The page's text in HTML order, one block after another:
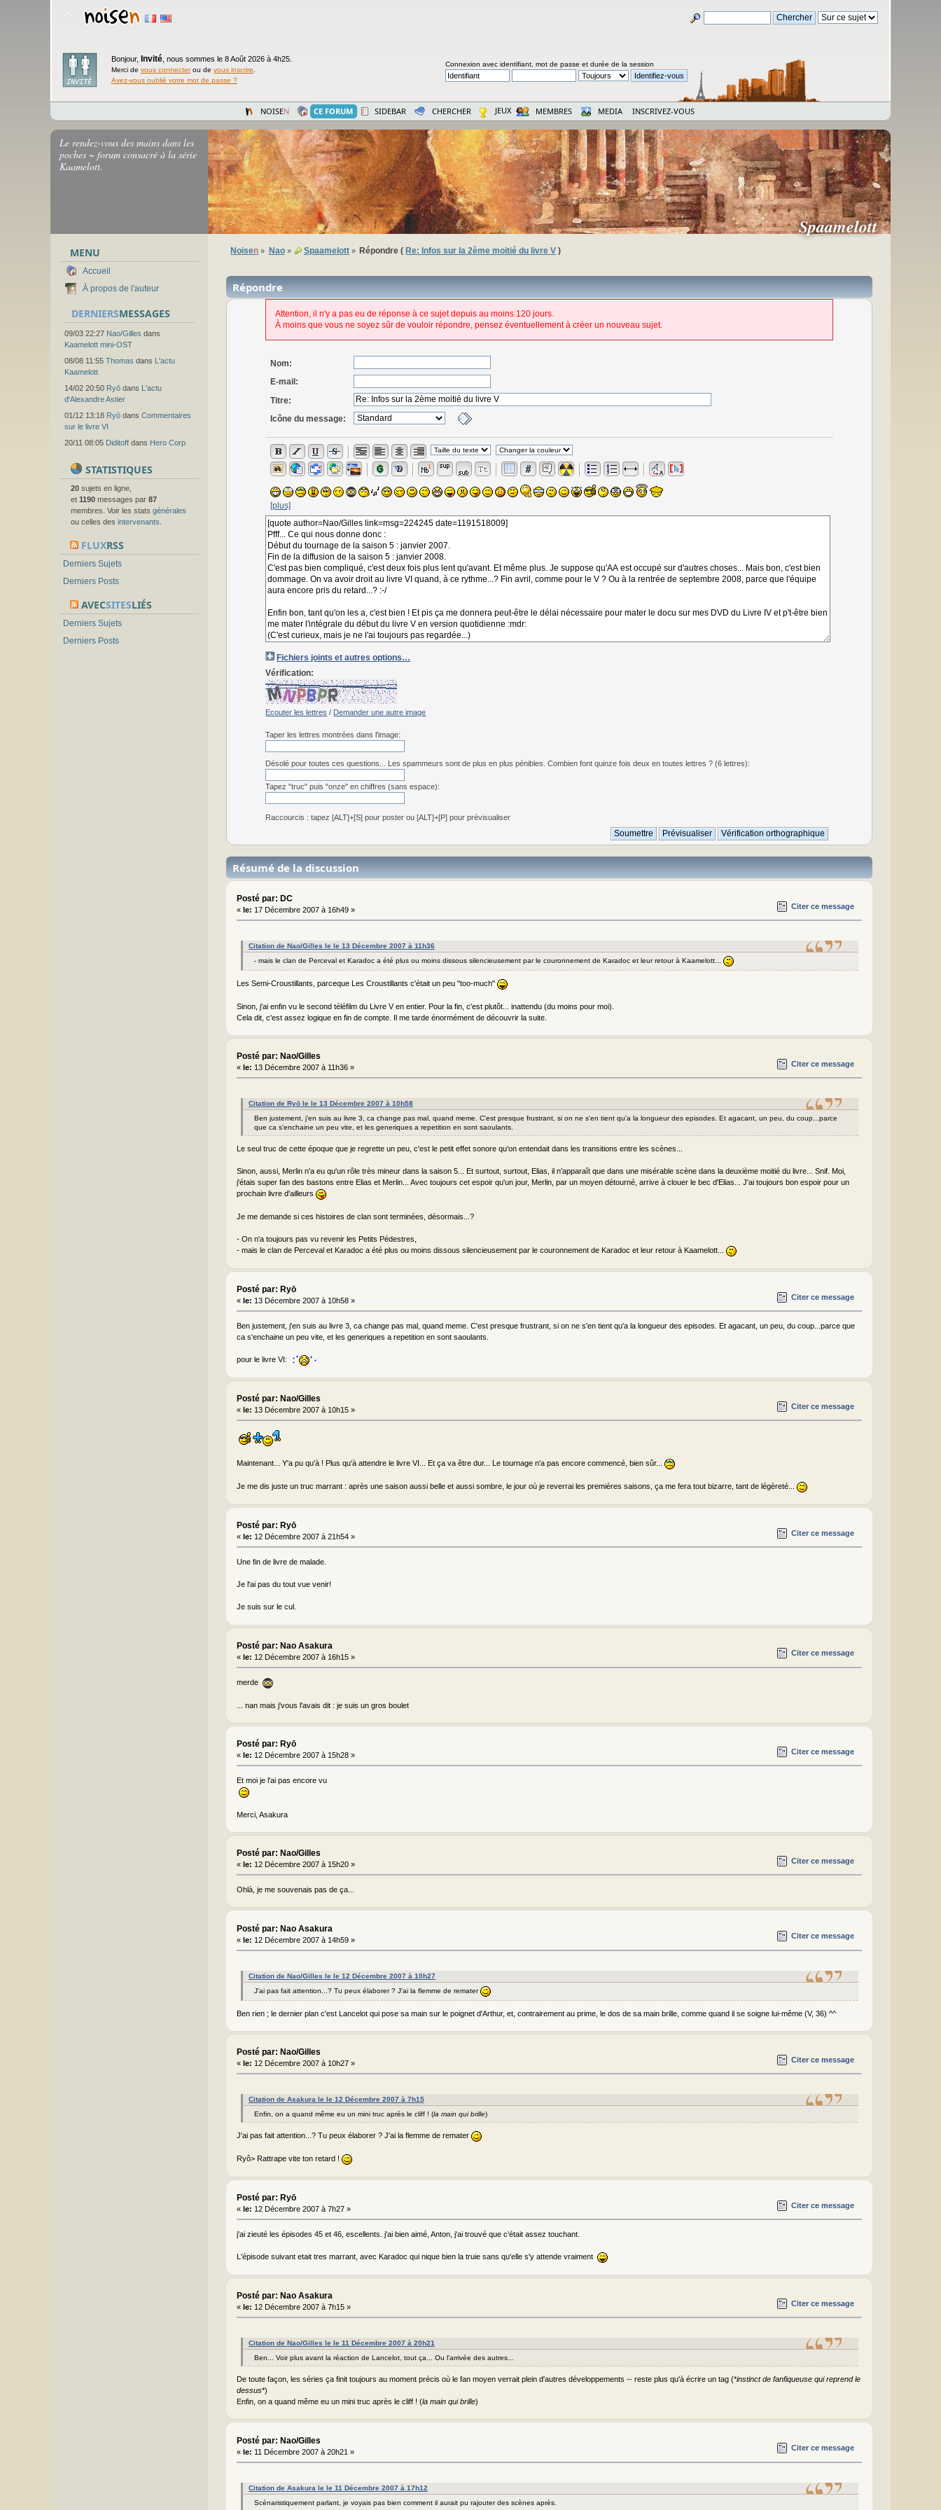
Bonjour, Invité nous sommes le 8 Août 2026 à 4h25.
Merci de vous connecterou de vous inscrire
Avez-vous oublié votre mot de passe ?
Connexion avec identifiant, mot de passe et durée de la session
NOISEN CE FORUM SIDEBAR CHERCHER JEUX MEMBRES MEDIA INSCRIVEZ-VOUS
Le rendez-vous des mains dans les
poches ~ forum consacré à la série
Kaamelott.
MENU
Accueil
À propos de l'auteur
DERNIERSMESSAGES
09/03 22:27 Nao/Gilles dans
Kaamelott mini-OST
08/08 11:55 Thomas dans L'actu
Kaamelott
14/02 20:50 Ryō dans L'actu
d'Alexandre Astier
01/12 13:18 Ryō dans Commentaires
sur le livre VI
20/11 08:05 Diditoff dans Hero Corp
STATISTIQUES
20 sujets en ligne,
et 1190 messages par 87
membres. Voir les stats générales
ou celles des intervenants
FLUXRSS
Derniers Sujets
Derniers Posts
AVECSITESLIÉS
Derniers Sujets
Derniers Posts
Spaamelott
Noisen » Nao» Spaamelott» Répondre ( Re: Infos sur la 2ème moitié du livre V )
Répondre
Attention, il n'y a pas eu de réponse à ce sujet depuis au moins 120 jours.
À moins que vous ne soyez sûr de vouloir répondre, pensez éventuellement à créer un nouveau sujet.
Nom:
E-mail:
Titre:
Icône du message:
[plus]
Fichiers joints et autres options…
Vérification:
Ecouter les lettres / Demander une autre image
Taper les lettres montrées dans l'image:
Désolé pour toutes ces questions... Les spammeurs sont de plus en plus pénibles. Combien font quinze fois deux en toutes lettres ? (6 lettres):
Tapez "truc" puis "onze" en chiffres (sans espace):
Raccourcis : tapez [ALT]+[S] pour poster ou [ALT]+[P] pour prévisualiser
Résumé de la discussion
Posté par: DC
« le: 17 Décembre 2007 à 16h49 » Citer ce message
Citation de Nao/Gilles le le 13 Décembre 2007 à 11h36
- mais le clan de Perceval et Karadoc a été plus ou moins dissous silencieusement par le couronnement de Karadoc et leur retour à Kaamelott...
Les Semi-Croustillants, parceque Les Croustillants c'était un peu "too-much"
Sinon, j'ai enfin vu le second téléfilm du Livre V en entier. Pour la fin, c'est plutôt... inattendu (du moins pour moi).
Cela dit, c'est assez logique en fin de compte. Il me tarde énormément de découvrir la suite.
Posté par: Nao/Gilles
« le: 13 Décembre 2007 à 11h36 » Citer ce message
Citation de Ryō le le 13 Décembre 2007 à 10h58
Ben justement, j'en suis au livre 3, ca change pas mal, quand meme. C'est presque frustrant, si on ne s'en tient qu'a la longueur des episodes. Et agacant, un peu, du coup...parce
que ca s'enchaine un peu vite, et les generiques a repetition en sont saoulants.
Le seul truc de cette époque que je regrette un peu, c'est le petit effet sonore qu'on entendait dans les transitions entre les scènes...
Sinon, aussi, Merlin n'a eu qu'un rôle très mineur dans la saison 5... Et surtout, surtout, Elias, il n'apparaît que dans une misérable scène dans la deuxième moitié du livre... Snif. Moi,
j'étais super fan des bastons entre Elias et Merlin... Avec toujours cet espoir qu'un jour, Merlin, par un moyen détourné, arrive à clouer le bec d'Elias... J'ai toujours bon espoir pour un
prochain livre d'ailleurs
Je me demande si ces histoires de clan sont terminées, désormais...?
- On n'a toujours pas vu revenir les Petits Pédestres,
- mais le clan de Perceval et Karadoc a été plus ou moins dissous silencieusement par le couronnement de Karadoc et leur retour à Kaamelott...
Posté par: Ryō
« le: 13 Décembre 2007 à 10h58 » Citer ce message
Ben justement, j'en suis au livre 3, ca change pas mal, quand meme. C'est presque frustrant, si on ne s'en tient qu'a la longueur des episodes. Et agacant, un peu, du coup...parce que
ca s'enchaine un peu vite, et les generiques a repetition en sont saoulants.
pour le livre VI:
Posté par: Nao/Gilles
« le: 13 Décembre 2007 à 10h15 » Citer ce message
Maintenant... Y'a pu qu'à ! Plus qu'à attendre le livre VI... Et ça va être dur... Le tournage n'a pas encore commencé, bien sûr...
Je me dis juste un truc marrant : après une saison aussi belle et aussi sombre, le jour où je reverrai les premières saisons, ça me fera tout bizarre, tant de légèreté...
Posté par: Ryō
« le: 12 Décembre 2007 à 21h54 » Citer ce message
Une fin de livre de malade.
Je l'ai pas du tout vue venir!
Je suis sur le cul.
Posté par: Nao Asakura
« le: 12 Décembre 2007 à 16h15 » Citer ce message
merde
... nan mais j'vous l'avais dit : je suis un gros boulet
Posté par: Ryō
« le: 12 Décembre 2007 à 15h28 » Citer ce message
Et moi je l'ai pas encore vu
Merci, Asakura
Posté par: Nao/Gilles
« le: 12 Décembre 2007 à 15h20 » Citer ce message
Ohlà, je me souvenais pas de ça...
Posté par: Nao Asakura
« le: 12 Décembre 2007 à 14h59 » Citer ce message
Citation de Nao/Gilles le le 12 Décembre 2007 à 10h27
J'ai pas fait attention...? Tu peux élaborer ? J'ai la flemme de remater
Ben rien ; le dernier plan c'est Lancelot qui pose sa main sur le poignet d'Arthur, et, contrairement au prime, le dos de sa main brille, comme quand il se soigne lui-même (V, 36) ^^
Posté par: Nao/Gilles
« le: 12 Décembre 2007 à 10h27 » Citer ce message
Citation de Asakura le le 12 Décembre 2007 à 7h15
Enfin, on a quand même eu un mini truc après le cliff ! (la main qui brille)
J'ai pas fait attention...? Tu peux élaborer ? J'ai la flemme de remater
Ryô> Rattrape vite ton retard !
Posté par: Ryō
« le: 12 Décembre 2007 à 7h27 » Citer ce message
j'ai zieuté les épisodes 45 et 46, escellents. j'ai bien aimé, Anton, j'ai trouvé que c'était assez touchant.
L'épisode suivant etait tres marrant, avec Karadoc qui nique bien la truie sans qu'elle s'y attende vraiment
Posté par: Nao Asakura
« le: 12 Décembre 2007 à 7h15 » Citer ce message
Citation de Nao/Gilles le le 11 Décembre 2007 à 20h21
Ben... Voir plus avant la réaction de Lancelot, tout ça... Ou l'arrivée des autres...
De toute façon, les séries ça finit toujours au moment précis où le fan moyen verrait plein d'autres développements -- reste plus qu'à écrire un tag (*instinct de fanfiqueuse qui reprend le
dessus*)
Enfin, on a quand même eu un mini truc après le cliff ! (la main qui brille)
Posté par: Nao/Gilles
« le: 11 Décembre 2007 à 20h21 » Citer ce message
Citation de Asakura le le 11 Décembre 2007 à 17h12
Scénaristiquement parlant, je voyais pas bien comment il aurait pu rajouter des scènes après.